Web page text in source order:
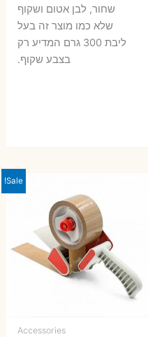
שחור, לבן אטום ושקוף
שלא כמו מוצר זה בעל
ליבת 300 גרם המדיע רק
בצבע שקוף.
Sale!
Accessories